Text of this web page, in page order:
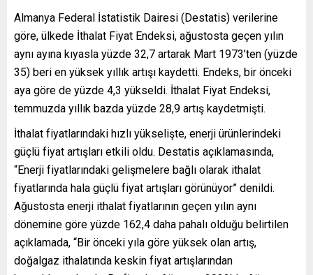
Almanya Federal İstatistik Dairesi (Destatis) verilerine
göre, ülkede İthalat Fiyat Endeksi, ağustosta geçen yılın
aynı ayına kıyasla yüzde 32,7 artarak Mart 1973’ten (yüzde
35) beri en yüksek yıllık artışı kaydetti. Endeks, bir önceki
aya göre de yüzde 4,3 yükseldi. İthalat Fiyat Endeksi,
temmuzda yıllık bazda yüzde 28,9 artış kaydetmişti.
İthalat fiyatlarındaki hızlı yükselişte, enerji ürünlerindeki
güçlü fiyat artışları etkili oldu. Destatis açıklamasında,
“Enerji fiyatlarındaki gelişmelere bağlı olarak ithalat
fiyatlarında hala güçlü fiyat artışları görünüyor” denildi.
Ağustosta enerji ithalat fiyatlarının geçen yılın aynı
dönemine göre yüzde 162,4 daha pahalı olduğu belirtilen
açıklamada, “Bir önceki yıla göre yüksek olan artış,
doğalgaz ithalatında keskin fiyat artışlarından